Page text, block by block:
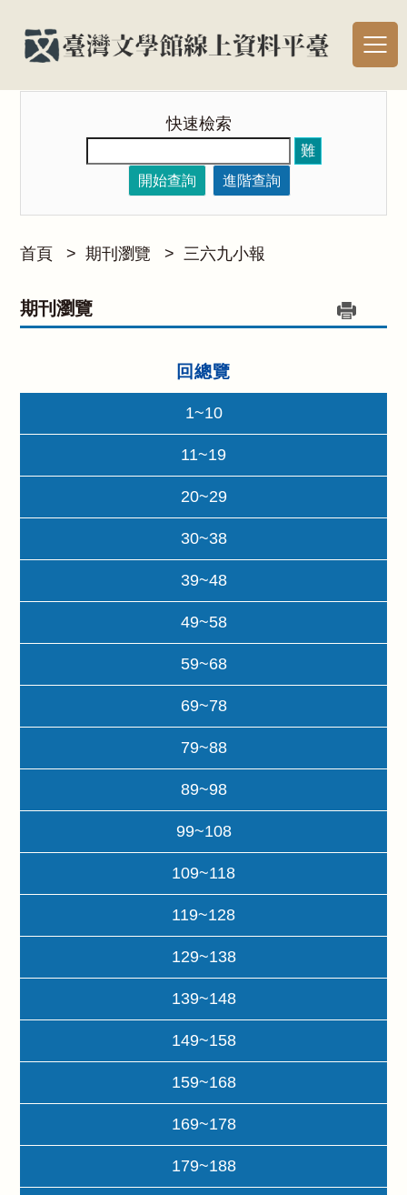
快速檢索
難
開始查詢
進階查詢
首頁 > 期刊瀏覽 > 三六九小報
期刊瀏覽
回總覽
1~10
11~19
20~29
30~38
39~48
49~58
59~68
69~78
79~88
89~98
99~108
109~118
119~128
129~138
139~148
149~158
159~168
169~178
179~188